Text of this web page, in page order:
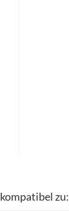
zu: